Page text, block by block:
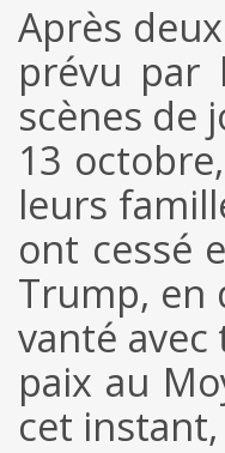
Après
prévu par
scènes de
13
leurs
ont cessé
Trump, en
vanté avec
paix au
cet instant,